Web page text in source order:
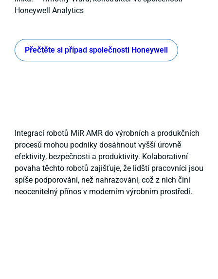
Honeywell Analytics
Přečtěte si případ společnosti Honeywell
Integrací robotů MiR AMR do výrobních a produkčních
procesů mohou podniky dosáhnout vyšší úrovně
efektivity, bezpečnosti a produktivity. Kolaborativní
povaha těchto robotů zajišťuje, že lidští pracovníci jsou
spíše podporováni, než nahrazováni, což z nich činí
neocenitelný přínos v moderním výrobním prostředí.